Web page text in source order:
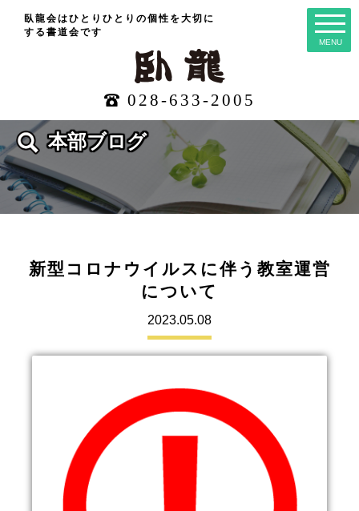
臥龍会はひとりひとりの個性を大切に
する 書道会です
028-633-2005
MENU
本部ブログ
新型コロナウイルスに伴う教室運営
について
2023.05.08